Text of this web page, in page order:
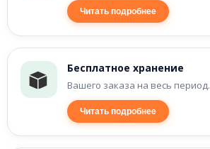
Читать подробнее
Бесплатное хранение
Вашего заказа на весь период.
Читать подробнее